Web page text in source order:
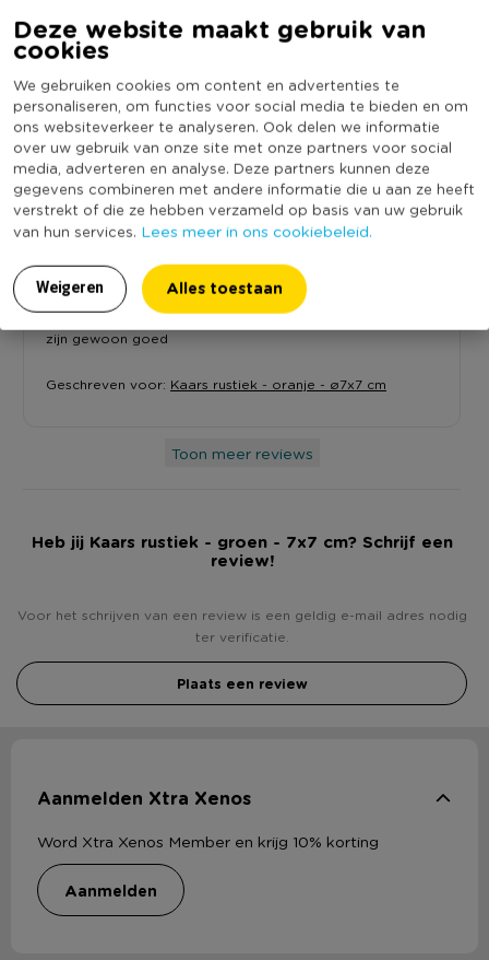
Deze website maakt gebruik van
cookies
We gebruiken cookies om content en advertenties te
personaliseren, om functies voor social media te bieden en om
ons websiteverkeer te analyseren. Ook delen we informatie
over uw gebruik van onze site met onze partners voor social
media, adverteren en analyse. Deze partners kunnen deze
gegevens combineren met andere informatie die u aan ze heeft
verstrekt of die ze hebben verzameld op basis van uw gebruik
van hun services. Lees meer in ons cookiebeleid.
Weigeren Alles toestaan
hoog en heeft een diameter van 7 cm.
* Mooi rustiek design stompkaars
* Ongeveer 30 branduren
* Kleur: groen
* 7 cm hoog
Reviews
9.7 Op basis van 26 reviews
Theo
10.0
zijn gewoon goed
Geschreven voor: Kaars rustiek - oranje - ø7x7 cm
Toon meer reviews
Heb jij Kaars rustiek - groen - 7x7 cm? Schrijf een
review!
Voor het schrijven van een review is een geldig e-mail adres nodig
ter verificatie.
Plaats een review
Aanmelden Xtra Xenos
Word Xtra Xenos Member en krijg 10% korting
aanmelden